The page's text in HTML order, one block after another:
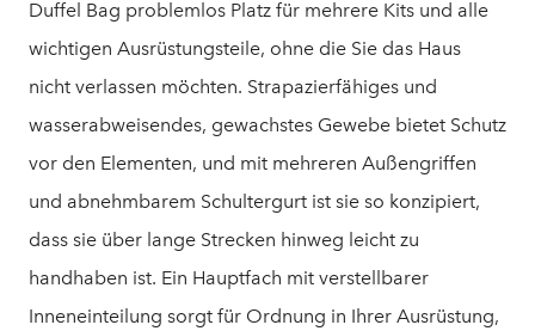
Duffel Bag problemlos Platz für mehrere Kits und alle
wichtigen Ausrüstungsteile, ohne die Sie das Haus
nicht verlassen möchten. Strapazierfähiges und
wasserabweisendes, gewachstes Gewebe bietet Schutz
vor den Elementen, und mit mehreren Außengriffen
und abnehmbarem Schultergurt ist sie so konzipiert,
dass sie über lange Strecken hinweg leicht zu
handhaben ist. Ein Hauptfach mit verstellbarer
Inneneinteilung sorgt für Ordnung in Ihrer Ausrüstung,